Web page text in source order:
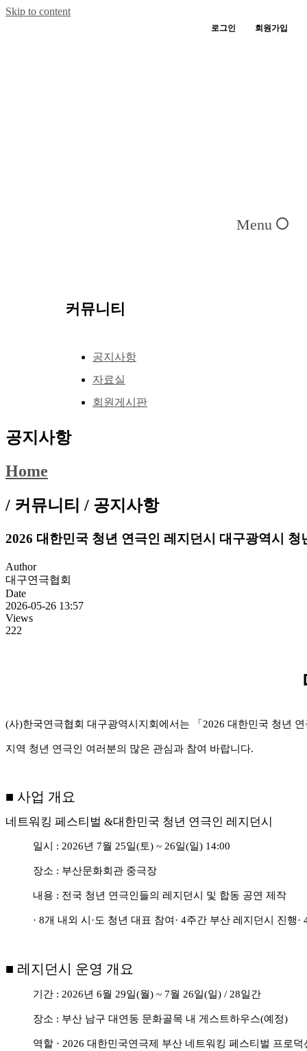
Skip to content
로그인 회원가입
Menu
커뮤니티
공지사항
자료실
회원게시판
공지사항
Home
/ 커뮤니티 / 공지사항
2026 대한민국 청년 연극인 레지던시 대구광역시
Author
대구연극협회
Date
2026-05-26 13:57
Views
222
(사)한국연극협회 대구광역시지회에서는 「 2026 대한민국 청년
지역 청년 연극인 여러분의 많은 관심과 참여 바랍니다.
■ 사업 개요
네트워킹 페스티벌 &대한민국 청년 연극인 레지던시
일시 : 2026년 7월 25일(토) ~ 26일(일) 14:00
장소 : 부산문화회관 중극장
내용 : 전국 청년 연극인들의 레지던시 및 합동 공연 제작
· 8개 내외 시 ·도 청년 대표 참여 · 4주간 부산 레지던시 진행·
■ 레지던시 운영 개요
기간 : 2026년 6월 29일(월) ~ 7월 26일(일) / 28일간
장소 : 부산 남구 대연동 문화골목 내 게스트하우스(예정)
역할 · 2026 대한민국연극제 부산 네트워킹 페스티벌 프로덕